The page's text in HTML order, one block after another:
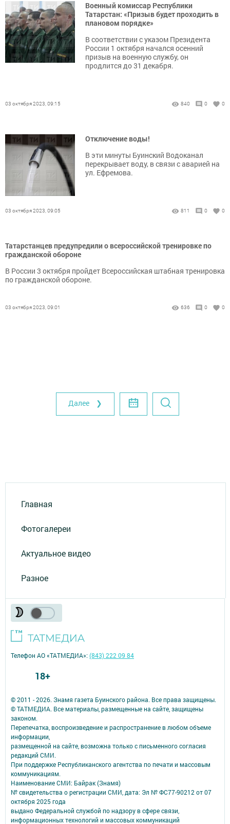
Военный комиссар Республики
Татарстан: «Призыв будет проходить в
плановом порядке»
В соответствии с указом Президента
России 1 октября начался осенний
призыв на военную службу, он
продлится до 31 декабря.
03 октября 2023, 09:15 840 0 0
Отключение воды!
В эти минуты Буинский Водоканал
перекрывает воду, в связи с аварией на
ул. Ефремова.
03 октября 2023, 09:05 811 0 0
Татарстанцев предупредили о всероссийской тренировке по
гражданской обороне
В России 3 октября пройдет Всероссийская штабная тренировка
по гражданской обороне.
03 октября 2023, 09:01 636 0 0
Далее ❯
Главная
Фотогалереи
Актуальное видео
Разное
© 2011 - 2026. Знамя газета Буинского района. Все права защищены.
© ТАТМЕДИА. Все материалы, размещенные на сайте, защищены
законом.
Перепечатка, воспроизведение и распространение в любом объеме
информации,
размещенной на сайте, возможна только с письменного согласия
редакций СМИ.
При поддержке Республиканского агентства по печати и массовым
коммуникациям.
Наименование СМИ: Байрак (Знамя)
№ свидетельства о регистрации СМИ, дата: Эл № ФС77-90212 от 07
октября 2025 года
выдано Федеральной службой по надзору в сфере связи,
информационных технологий и массовых коммуникаций
Телефон АО «ТАТМЕДИА»:(843) 222 09 84
18+